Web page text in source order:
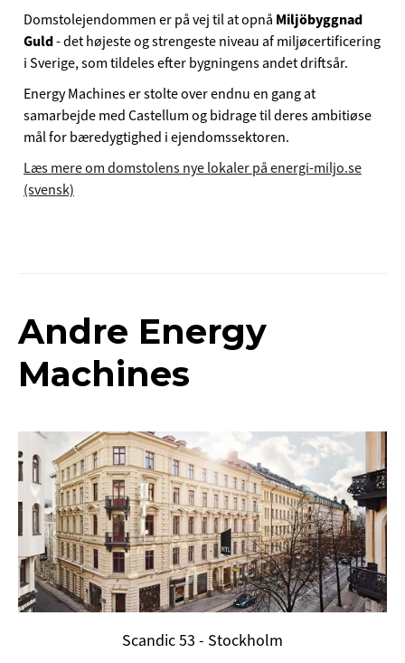
Domstolejendommen er på vej til at opnå Miljöbyggnad
Guld- det højeste og strengeste niveau af miljøcertificering
i Sverige, som tildeles efter bygningens andet driftsår.
Energy Machines er stolte over endnu en gang at
samarbejde med Castellum og bidrage til deres ambitiøse
mål for bæredygtighed i ejendomssektoren.
Læs mere om domstolens nye lokaler på energi-miljo.se
(svensk)
Andre Energy
Machines
Scandic 53 - Stockholm